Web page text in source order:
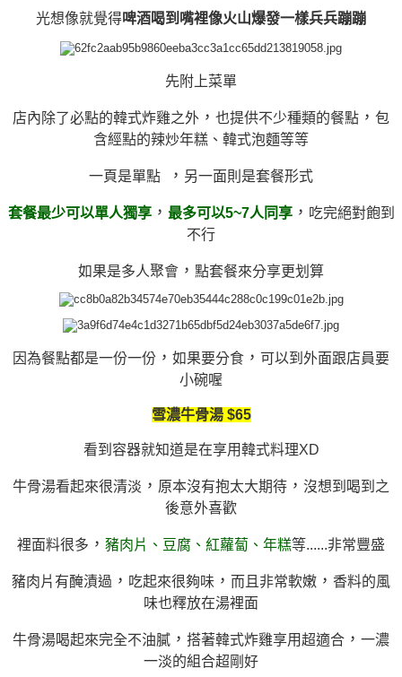
光想像就覺得啤酒喝到嘴裡像火山爆發一樣兵兵蹦蹦
先附上菜單
店內除了必點的韓式炸雞之外 ， 也提供不少種類的餐點 ， 包
含經點的辣炒年糕、韓式泡麵等等
一頁是單點 ， 另一面則是套餐形式
套餐最少可以單人獨享， 最多可以5~7人同享， 吃完絕對飽到
不行
如果是多人聚會 ， 點套餐來分享更划算
因為餐點都是一份一份 ， 如果要分食 ， 可以到外面跟店員要
小碗喔
雪濃牛骨湯 $65
看到容器就知道是在享用韓式料理XD
牛骨湯看起來很清淡 ， 原本沒有抱太大期待 ， 沒想到喝到之
後意外喜歡
裡面料很多 ， 豬肉片、豆腐、紅蘿蔔、年糕等......非常豐盛
豬肉片有醃漬過 ， 吃起來很夠味 ， 而且非常軟嫩 ， 香料的風
味也釋放在湯裡面
牛骨湯喝起來完全不油膩 ， 搭著韓式炸雞享用超適合 ， 一濃
一淡的組合超剛好